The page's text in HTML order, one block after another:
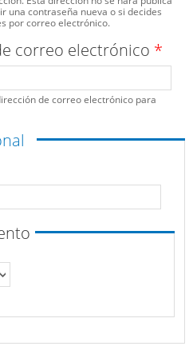
una contraseña nueva o si decides
por correo electrónico.
correo electrónico *
de correo electrónico para